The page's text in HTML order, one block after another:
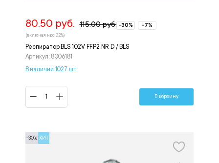
Респиратор BLS 102V FFP2 NR D / BLS
Артикул: 8006181
80.50 руб. 115.00 руб. -30% -7%
(включая ндс 22%)
В наличии 1027 шт.
В корзину
-30% ХИТ